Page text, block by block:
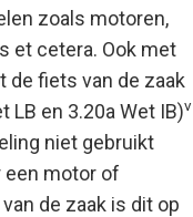
zoals motoren,
et cetera. Ook met
de fiets van de zaak
LB en 3.20a Wet IB)v
niet gebruikt
een motor of
de zaak is dit op